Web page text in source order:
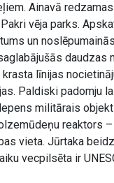
Ainavā
vēja parks.
un
daudzas
līnijas
Paldiski padomju
militārais
reaktors
vieta. Jūrtaka
vecpilsēta ir